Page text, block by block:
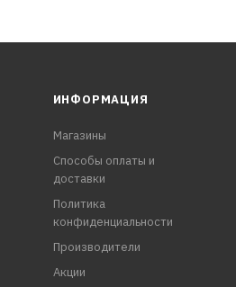
ИНФОРМАЦИЯ
Магазины
Способы оплаты и
доставки
Политика
конфиденциальности
Производители
Акции